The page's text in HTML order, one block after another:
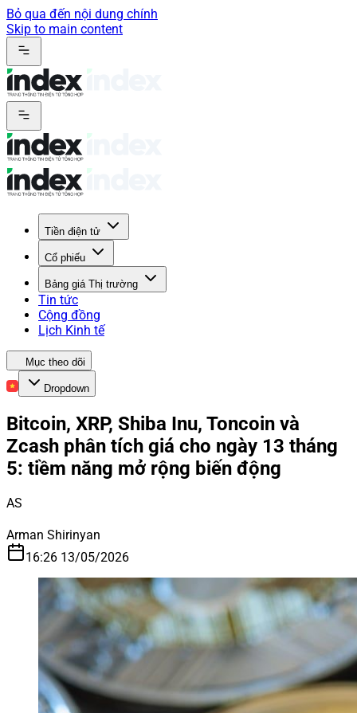
Bỏ qua đến nội dung chính
Skip to main content
Tiền điện tử
Cổ phiếu
Bảng giá Thị trường
Tin tức
Cộng đồng
Lịch Kinh tế
Mục theo dõi
Dropdown
Bitcoin, XRP, Shiba Inu, Toncoin và
Zcash phân tích giá cho ngày 13 tháng
5: tiềm năng mở rộng biến động
AS
Arman Shirinyan
16:26 13/05/2026